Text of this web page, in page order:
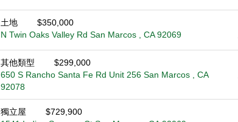
土地
$350,000
N Twin Oaks Valley Rd San Marcos , CA 92069
其他類型
$299,000
650 S Rancho Santa Fe Rd Unit 256 San Marcos , CA
92078
獨立屋
$729,900